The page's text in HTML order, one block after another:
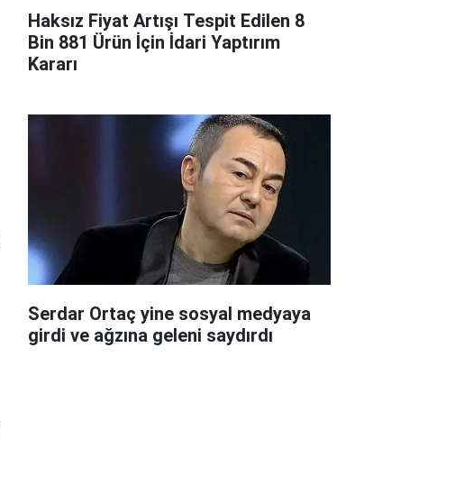
Haksız Fiyat Artışı Tespit Edilen 8
Bin 881 Ürün İçin İdari Yaptırım
Kararı
Serdar Ortaç yine sosyal medyaya
girdi ve ağzına geleni saydırdı